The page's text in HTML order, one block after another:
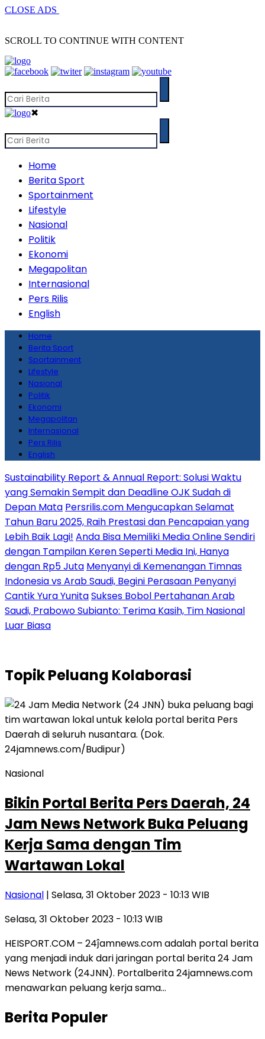
CLOSE ADS
SCROLL TO CONTINUE WITH CONTENT
✖
Home
Berita Sport
Sportainment
Lifestyle
Nasional
Politik
Ekonomi
Megapolitan
Internasional
Pers Rilis
English
Home
Berita Sport
Sportainment
Lifestyle
Nasional
Politik
Ekonomi
Megapolitan
Internasional
Pers Rilis
English
Sustainability Report & Annual Report: Solusi Waktu
yang Semakin Sempit dan Deadline OJK Sudah di
Depan Mata Persrilis.com Mengucapkan Selamat
Tahun Baru 2025, Raih Prestasi dan Pencapaian yang
Lebih Baik Lagi! Anda Bisa Memiliki Media Online Sendiri
dengan Tampilan Keren Seperti Media Ini, Hanya
dengan Rp5 Juta Menyanyi di Kemenangan Timnas
Indonesia vs Arab Saudi, Begini Perasaan Penyanyi
Cantik Yura YunitaSukses Bobol Pertahanan Arab
Saudi, Prabowo Subianto: Terima Kasih, Tim Nasional
Luar Biasa
TopikPeluang Kolaborasi
Nasional
Bikin Portal Berita Pers Daerah, 24
Jam News Network Buka Peluang
Kerja Sama dengan Tim
Wartawan Lokal
Nasional | Selasa, 31 Oktober 2023 - 10:13 WIB
Selasa, 31 Oktober 2023 - 10:13 WIB
HEISPORT.COM – 24ĵamnews.com adalah portal berita
yang menjadi induk dari jaringan portal berita 24 Jam
News Network (24JNN). Portalberita 24jamnews.com
menawarkan peluang kerja sama…
Berita Populer